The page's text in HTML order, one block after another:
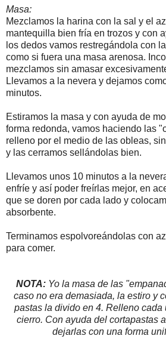
Masa:
Mezclamos la harina con la sal y el
mantequilla bien fría en trozos y con
los dedos vamos restregándola con
como si fuera una masa arenosa.
mezclamos sin amasar
Llevamos a la nevera y dejamos
minutos.
Estiramos la masa y con ayuda de
forma redonda, vamos haciendo las
relleno por el medio de las obleas,
y las cerramos sellándolas bien.
Llevamos unos 10 minutos a la
enfríe y así poder freírlas mejor, en
que se doren por cada lado y
absorbente.
Terminamos espolvoreándolas con
para comer.
NOTA:Yo la masa de las
caso no era demasiada, la estiro y
pastas la divido en 4. Relleno cada
cierro. Con ayuda del cortapastas
dejarlas con una forma